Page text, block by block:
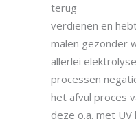
terug
verdienen en
malen gezonder
allerlei
processen
het afvul proces
deze o.a. met